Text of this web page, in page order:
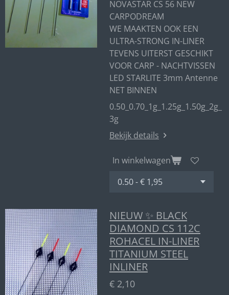
NOVASTAR CS 56 NEW
CARPODREAM
WE MAAKTEN OOK EEN
ULTRA-STRONG IN-LINER
TEVENS UITERST GESCHIKT
VOOR CARP - NACHTVISSEN
LED STARLITE 3mm Antenne
NET BINNEN
0.50_0.70_1g_1.25g_1.50g_2g_
3g
Bekijk details
In winkelwagen
NIEUW ✨ BLACK
DIAMOND CS 112C
ROHACEL IN-LINER
TITANIUM STEEL
INLINER
€ 2,10